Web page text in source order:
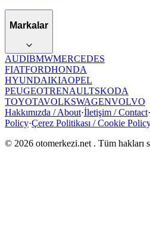
Markalar
AUDIBMWMERCEDES
FIATFORDHONDA
HYUNDAIKIAOPEL
PEUGEOTRENAULTSKODA
TOYOTAVOLKSWAGENVOLVO
Hakkımızda / About·İletişim / Contact·
Policy·Çerez Politikası / Cookie
© 2026 otomerkezi.net . Tüm hakları